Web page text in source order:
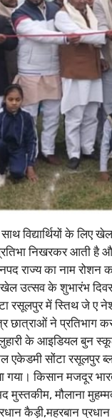
साथ विद्यार्थियों के
निखरकर आती है
राज्य का नाम रोशन
खेल उत्सव के शुभारंभ
रसूलपुर में स्तिथ जे ए
छात्राओं ने प्रतिभाग
के आइडियल बुन
एकेडमी सोंटा रसूलपुर
किसान मजदूर
मुस्तकीम, मौलाना
कैड़ी,महरबान